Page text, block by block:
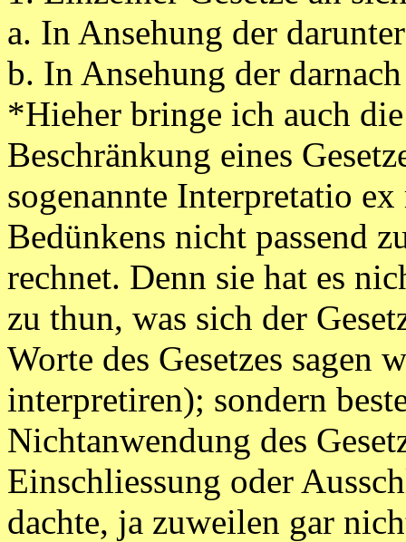
a. In Ansehung der
b. In Ansehung der
*Hieher bringe ich auch
Beschränkung eines
sogenannte Interpretatio
Bedünkens nicht passend
rechnet. Denn sie hat es
zu thun, was sich der
Worte des Gesetzes sagen
interpretiren); sondern
Nichtanwendung des
Einschliessung oder
dachte, ja zuweilen gar